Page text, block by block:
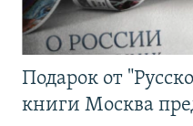
Подарок от
книги Москва